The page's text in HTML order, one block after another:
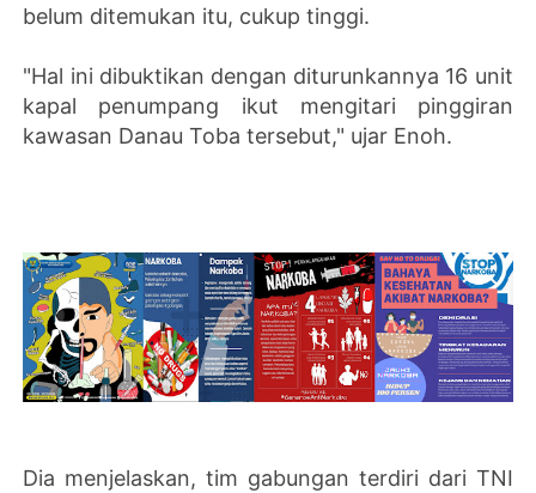
belum ditemukan itu, cukup tinggi.
"Hal ini dibuktikan dengan diturunkannya 16 unit
kapal penumpang ikut mengitari pinggiran
kawasan Danau Toba tersebut," ujar Enoh.
Dia menjelaskan, tim gabungan terdiri dari TNI